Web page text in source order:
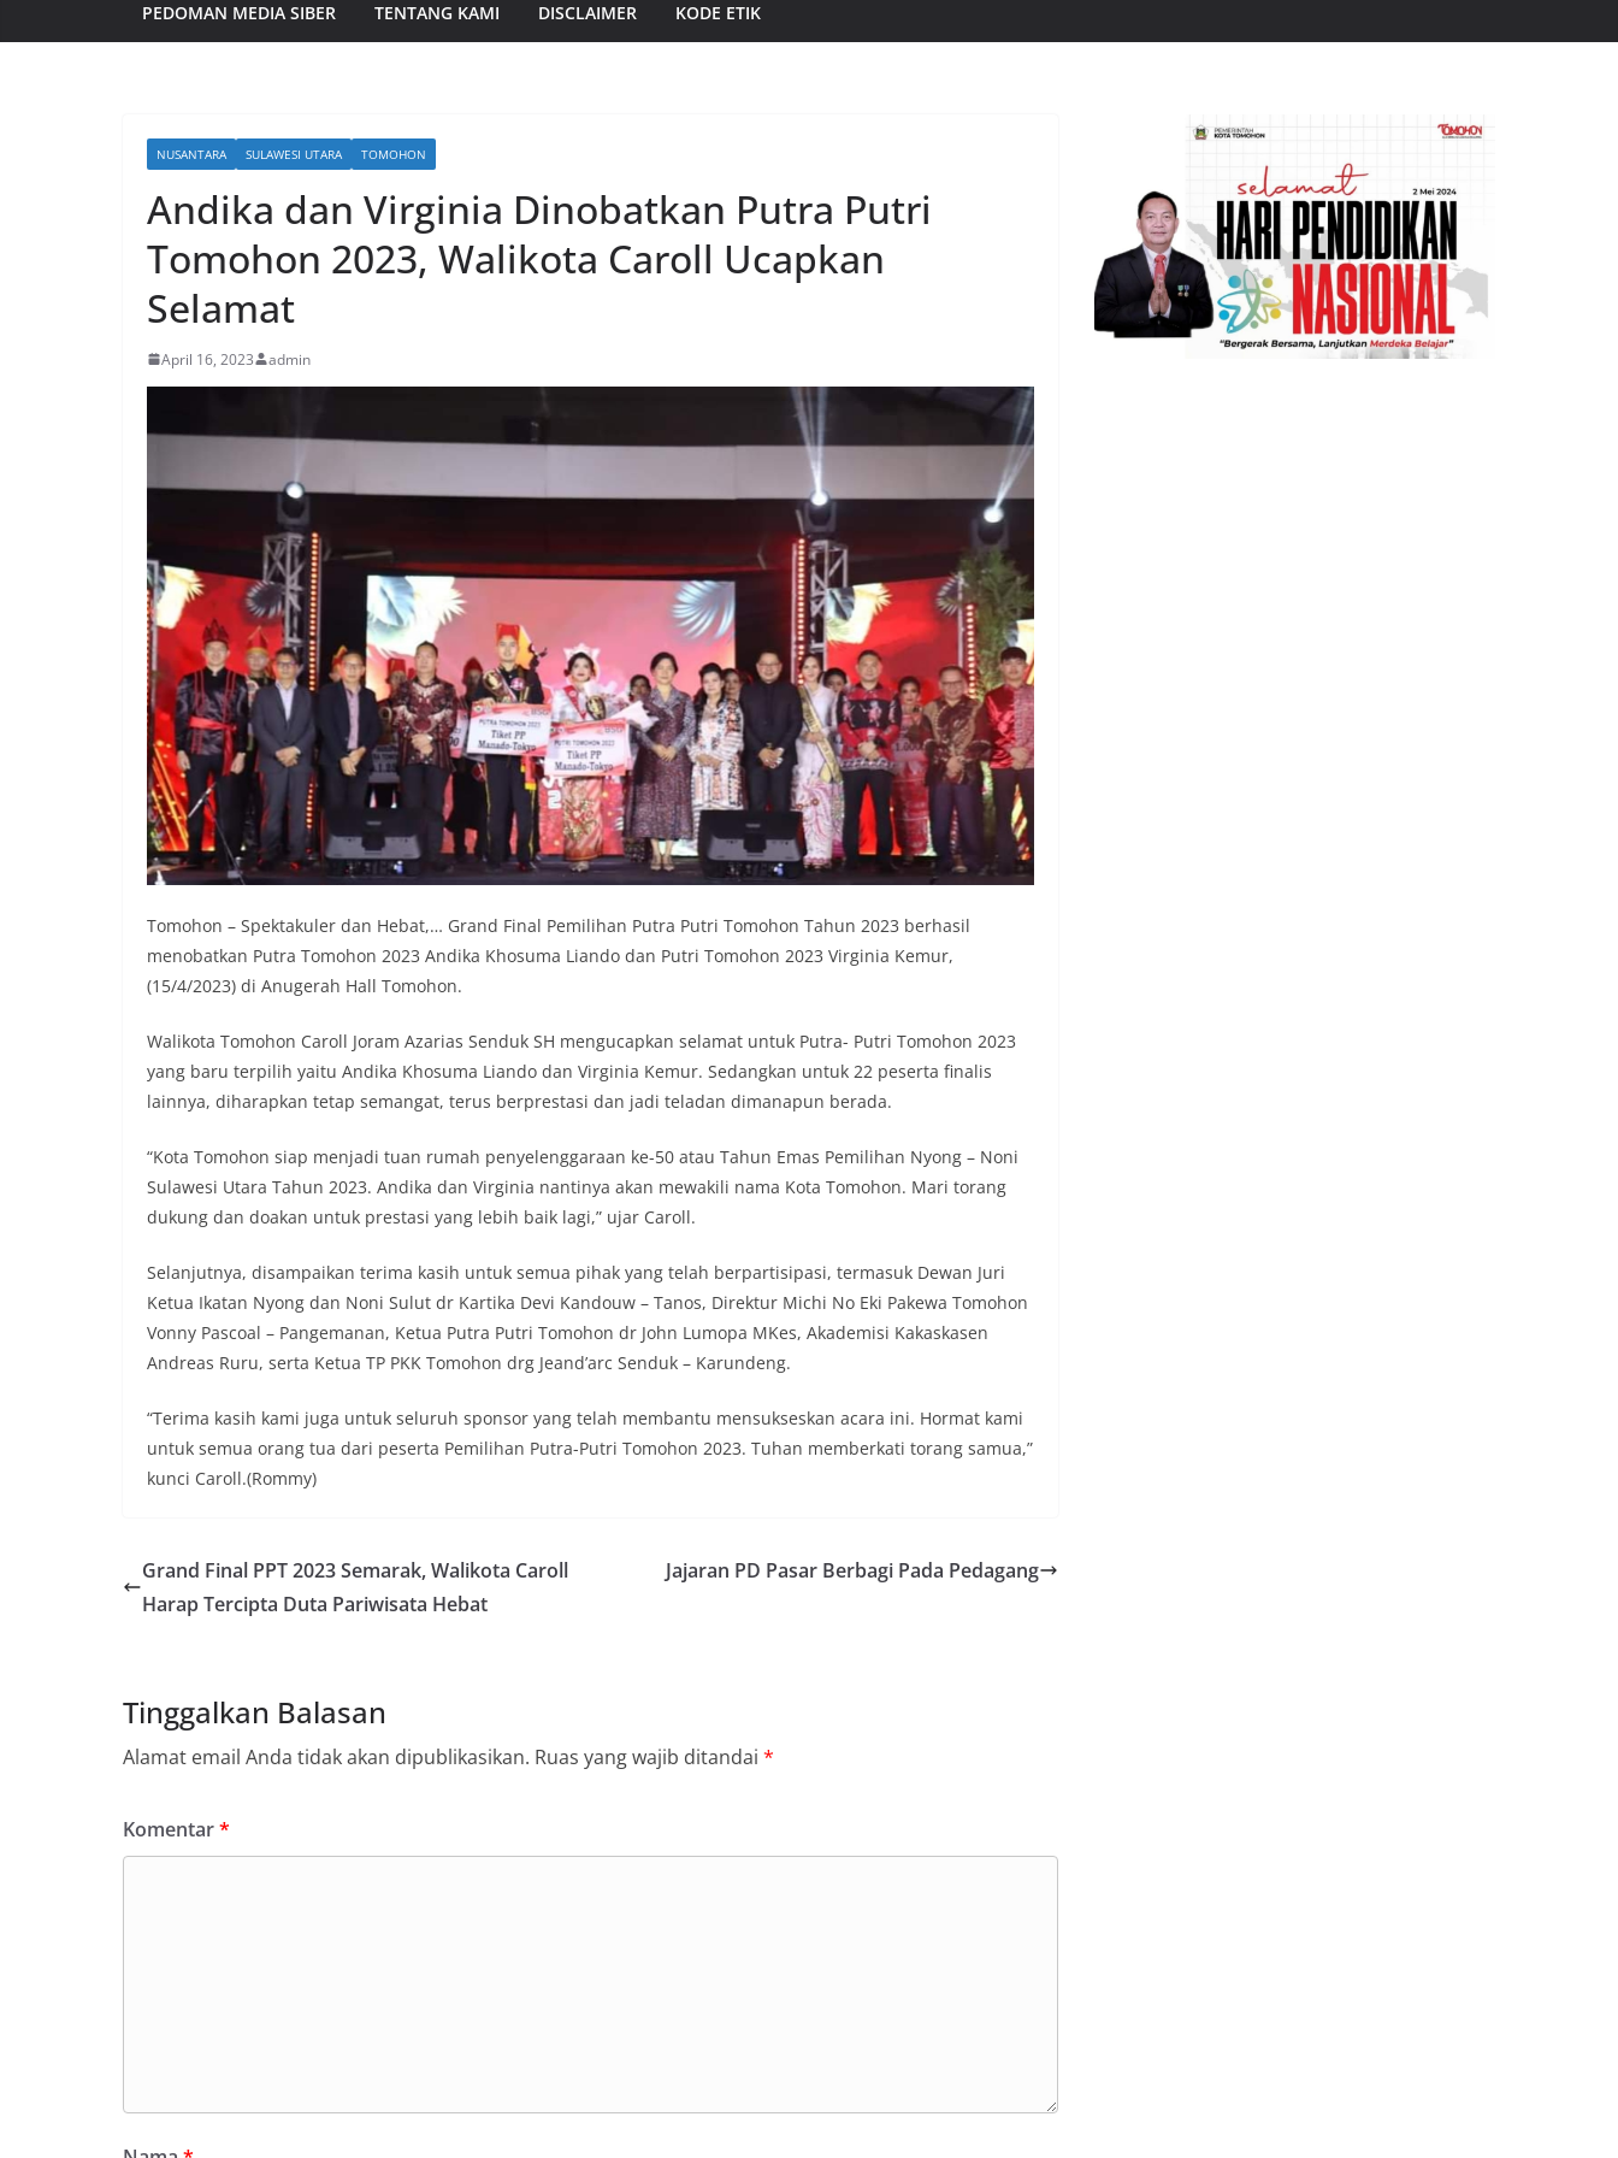
PEDOMAN MEDIA SIBER TENTANG KAMI DISCLAIMER KODE ETIK
NUSANTARA SULAWESI UTARA TOMOHON
Andika dan Virginia Dinobatkan Putra Putri
Tomohon 2023, Walikota Caroll Ucapkan
Selamat
April 16, 2023 admin
Tomohon – Spektakuler dan Hebat,… Grand Final Pemilihan Putra Putri Tomohon Tahun 2023 berhasil
menobatkan Putra Tomohon 2023 Andika Khosuma Liando dan Putri Tomohon 2023 Virginia Kemur,
(15/4/2023) di Anugerah Hall Tomohon.
Walikota Tomohon Caroll Joram Azarias Senduk SH mengucapkan selamat untuk Putra- Putri Tomohon 2023
yang baru terpilih yaitu Andika Khosuma Liando dan Virginia Kemur. Sedangkan untuk 22 peserta finalis
lainnya, diharapkan tetap semangat, terus berprestasi dan jadi teladan dimanapun berada.
“Kota Tomohon siap menjadi tuan rumah penyelenggaraan ke-50 atau Tahun Emas Pemilihan Nyong – Noni
Sulawesi Utara Tahun 2023. Andika dan Virginia nantinya akan mewakili nama Kota Tomohon. Mari torang
dukung dan doakan untuk prestasi yang lebih baik lagi,” ujar Caroll.
Selanjutnya, disampaikan terima kasih untuk semua pihak yang telah berpartisipasi, termasuk Dewan Juri
Ketua Ikatan Nyong dan Noni Sulut dr Kartika Devi Kandouw – Tanos, Direktur Michi No Eki Pakewa Tomohon
Vonny Pascoal – Pangemanan, Ketua Putra Putri Tomohon dr John Lumopa MKes, Akademisi Kakaskasen
Andreas Ruru, serta Ketua TP PKK Tomohon drg Jeand’arc Senduk – Karundeng.
“Terima kasih kami juga untuk seluruh sponsor yang telah membantu mensukseskan acara ini. Hormat kami
untuk semua orang tua dari peserta Pemilihan Putra-Putri Tomohon 2023. Tuhan memberkati torang samua,”
kunci Caroll.(Rommy)
Grand Final PPT 2023 Semarak, Walikota Caroll
Harap Tercipta Duta Pariwisata Hebat
Jajaran PD Pasar Berbagi Pada Pedagang
Tinggalkan Balasan
Alamat email Anda tidak akan dipublikasikan. Ruas yang wajib ditandai *
Komentar*